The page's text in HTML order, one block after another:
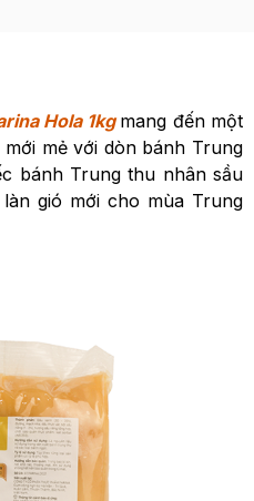
Hola 1kg mang đến một
mẻ với dòn bánh Trung
bánh Trung thu nhân sầu
gió mới cho mùa Trung